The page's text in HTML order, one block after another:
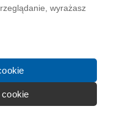
wyrażasz
cookie